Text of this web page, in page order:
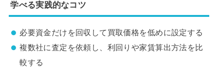
学べる実践的なコツ
必要資金だけを回収して買取価格を低めに設定する
複数社に査定を依頼し、利回りや家賃算出方法を比
較する